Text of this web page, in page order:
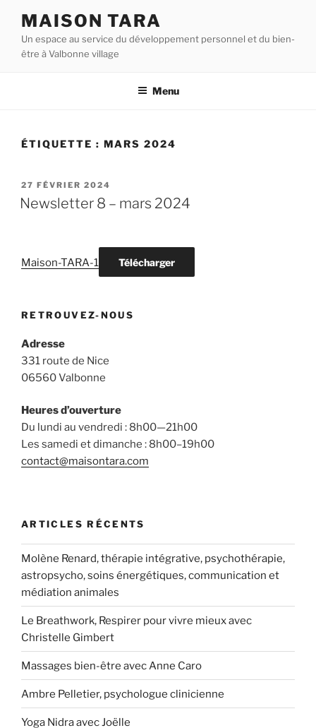
contenu
principal
MAISON TARA
Un espace au service du développement personnel et du bien-
être à Valbonne village
Menu
ÉTIQUETTE : MARS 2024
PUBLIÉ
LE
27 FÉVRIER 2024
Newsletter 8 – mars 2024
Maison-TARA-1 Télécharger
RETROUVEZ-NOUS
Adresse
331 route de Nice
06560 Valbonne
Heures d’ouverture
Du lundi au vendredi : 8h00—21h00
Les samedi et dimanche : 8h00–19h00
contact@maisontara.com
ARTICLES RÉCENTS
Molène Renard, thérapie intégrative, psychothérapie,
astropsycho, soins énergétiques, communication et
médiation animales
Le Breathwork, Respirer pour vivre mieux avec
Christelle Gimbert
Massages bien-être avec Anne Caro
Ambre Pelletier, psychologue clinicienne
Yoga Nidra avec Joëlle